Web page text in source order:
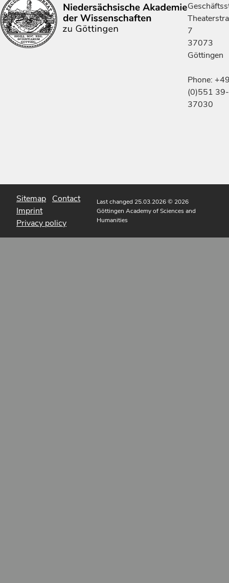
7
37073
Göttingen
Phone:
(0)551 39-
37030
Sitemap Contact
Imprint
Privacy policy
Last changed 25.03.2026© 2026
Göttingen Academy of Sciences and
Humanities